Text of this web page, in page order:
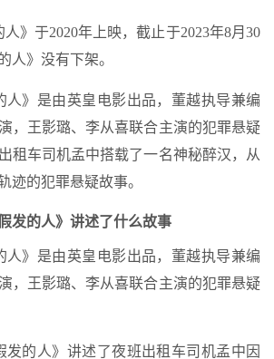
》于2020年上映，截止于2023年8月30
人》没有下架。
人》是由英皇电影出品，董越执导兼编
，王影璐、李从喜联合主演的犯罪悬疑
租车司机孟中搭载了一名神秘醉汉，从
迹的犯罪悬疑故事。
发的人》讲述了什么故事
人》是由英皇电影出品，董越执导兼编
，王影璐、李从喜联合主演的犯罪悬疑
发的人》讲述了夜班出租车司机孟中因